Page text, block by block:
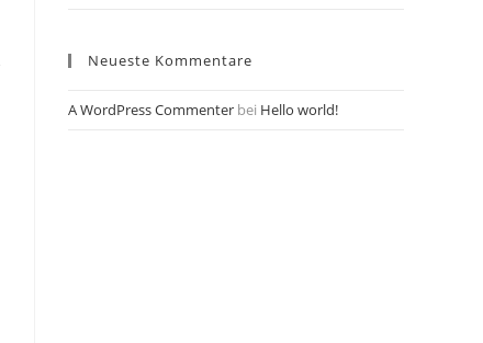
Neueste Kommentare
A WordPress Commenter bei Hello world!